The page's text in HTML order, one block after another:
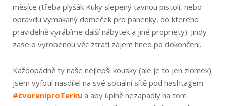
měsíce (třeba plyšák Kuky slepený tavnou pistolí, nebo
opravdu vymakaný domeček pro panenky, do kterého
pravidelně vyrábíme další nábytek a jiné propriety). Jindy
zase o vyrobenou věc ztratí zájem hned po dokončení.
Každopádně ty naše nejlepší kousky (ale je to jen zlomek)
jsem vyfotil nasdílel na své sociální sítě pod hashtagem
#tvoreniproTerku a aby úplně nezapadly na tom